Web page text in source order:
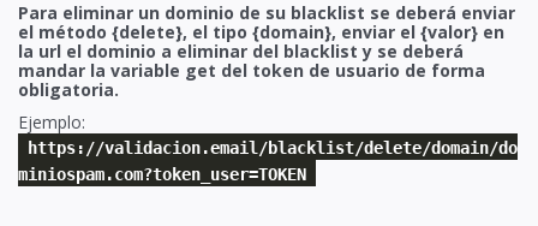
Para eliminar un dominio de su blacklist se deberá enviar
el método {delete}, el tipo {domain}, enviar el {valor} en
la url el dominio a eliminar del blacklist y se deberá
mandar la variable get del token de usuario de forma
obligatoria.
Ejemplo:
https://validacion.email/blacklist/delete/domain/do
miniospam.com?token_user=TOKEN